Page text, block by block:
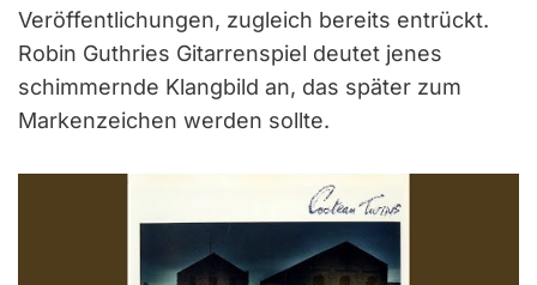
Veröffentlichungen, zugleich bereits entrückt.
Robin Guthries Gitarrenspiel deutet jenes
schimmernde Klangbild an, das später zum
Markenzeichen werden sollte.